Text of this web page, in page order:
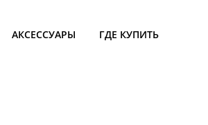
АКСЕССУАРЫ ГДЕ КУПИТЬ